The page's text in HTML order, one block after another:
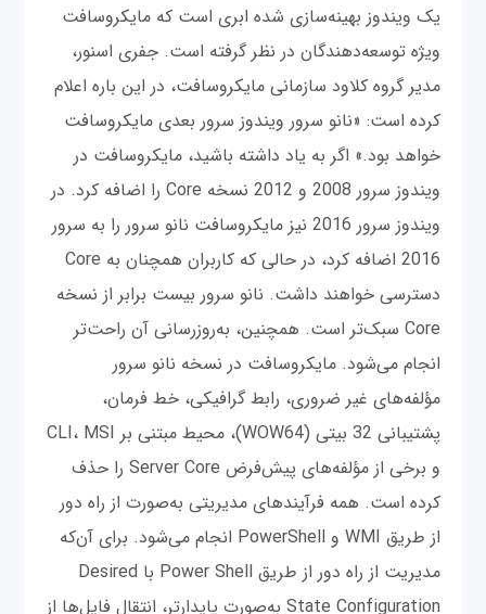
یک ویندوز بهینه‌سازی شده ابری است که مایکروسافت
ویژه توسعه‌دهندگان در نظر گرفته است. جفری اسنور،
مدیر گروه کلاود سازمانی مایکروسافت، در این باره اعلام
کرده است: «نانو سرور ویندوز سرور بعدی مایکروسافت
خواهد بود.» اگر به یاد داشته باشید، مایکروسافت در
ویندوز سرور 2008 و 2012 نسخه Core را اضافه کرد. در
ویندوز سرور 2016 نیز مایکروسافت نانو سرور را به سرور
2016 اضافه کرد، در حالی که کاربران همچنان به Core
دسترسی خواهند داشت. نانو سرور بیست برابر از نسخه
Core سبک‌تر است. همچنین، به‌روزرسانی آن راحت‌تر
انجام می‌شود. مایکروسافت در نسخه نانو سرور
مؤلفه‌های غیر ضروری، رابط گرافیکی، خط فرمان،
پشتیبانی 32 بیتی (WOW64)، محیط مبتنی بر CLI، MSI
و برخی از مؤلفه‌های پیش‌فرض Server Core را حذف
کرده است. همه فرآیندهای مدیریتی به‌صورت از راه دور
از طریق WMI و PowerShell انجام می‌شود. برای آن‌که
مدیریت از راه دور از طریق Power Shell با Desired
State Configuration به‌صورت پایدارتر، انتقال فایل‌ها از